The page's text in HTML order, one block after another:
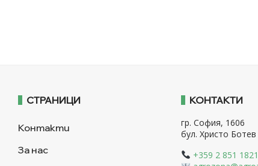
СТРАНИЦИ
Контакти
За нас
КОНТАКТИ
гр. София, 1606
бул. Христо
+359 2 851 1821